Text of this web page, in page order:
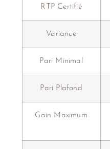
RTP Certifié
Variance
Pari Minimal
Pari Plafond
Gain Maximum